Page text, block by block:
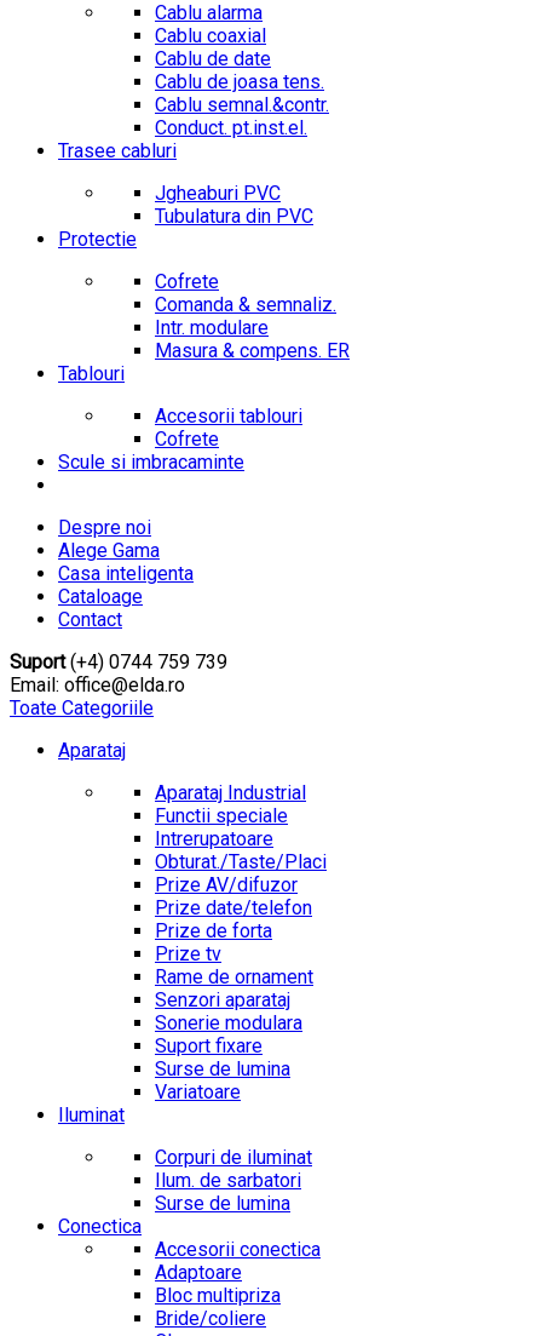
Cablu alarma
Cablu coaxial
Cablu de date
Cablu de joasa tens.
Cablu semnal.&contr.
Conduct. pt.inst.el.
Trasee cabluri
Jgheaburi PVC
Tubulatura din PVC
Protectie
Cofrete
Comanda & semnaliz.
Intr. modulare
Masura & compens. ER
Tablouri
Accesorii tablouri
Cofrete
Scule si imbracaminte
Despre noi
Alege Gama
Casa inteligenta
Cataloage
Contact
Suport(+4) 0744 759 739
Email: office@elda.ro
Toate Categoriile
Aparataj
Aparataj Industrial
Functii speciale
Intrerupatoare
Obturat./Taste/Placi
Prize AV/difuzor
Prize date/telefon
Prize de forta
Prize tv
Rame de ornament
Senzori aparataj
Sonerie modulara
Suport fixare
Surse de lumina
Variatoare
Iluminat
Corpuri de iluminat
Ilum. de sarbatori
Surse de lumina
Conectica
Accesorii conectica
Adaptoare
Bloc multipriza
Bride/coliere